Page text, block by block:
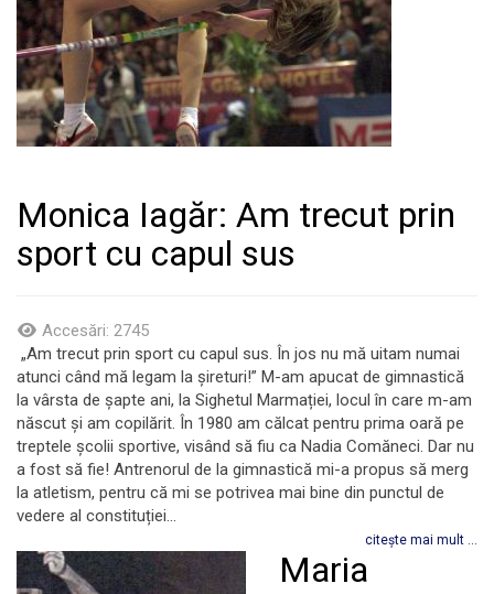
Monica Iagăr: Am trecut prin
sport cu capul sus
Accesări: 2745
„Am trecut prin sport cu capul sus. În jos nu mă uitam numai
atunci când mă legam la șireturi!” M-am apucat de gimnastică
la vârsta de șapte ani, la Sighetul Marmației, locul în care m-am
născut și am copilărit. În 1980 am călcat pentru prima oară pe
treptele școlii sportive, visând să fiu ca Nadia Comăneci. Dar nu
a fost să fie! Antrenorul de la gimnastică mi-a propus să merg
la atletism, pentru că mi se potrivea mai bine din punctul de
vedere al constituției...
citește mai mult ...
Maria